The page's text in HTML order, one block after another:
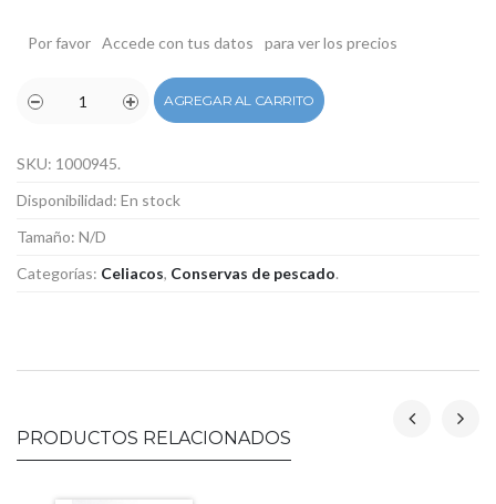
Por favor Accede con tus datos para ver los precios
AGREGAR AL CARRITO
SKU: 1000945.
Disponibilidad: En stock
Tamaño: N/D
Categorías: Celiacos, Conservas de pescado.
PRODUCTOS RELACIONADOS